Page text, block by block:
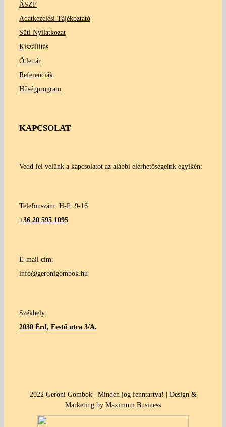
ÁSZF
Adatkezelési Tájékoztató
Süti Nyilatkozat
Kiszállítás
Ötlettár
Referenciák
Hűségprogram
KAPCSOLAT
Vedd fel velünk a kapcsolatot az alábbi elérhetőségeink egyikén:
Telefonszám: H-P: 9-16
+36 20 595 1095
E-mail cím:
info@geronigombok.hu
Székhely:
2030 Érd, Festő utca 3/A.
2022 Geroni Gombok | Minden jog fenntartva! | Design &
Marketing by Maximum Business